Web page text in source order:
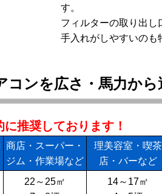
す。
フィルターの取り出し
手入れがしやすいのも
コンを広さ・馬力から
推奨しております！
商店・スーパー・
ジム・作業場など
理美容室・喫茶
店・バーなど
22～25㎡
14～17㎡